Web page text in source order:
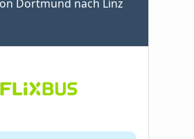
Dortmund nach Linz